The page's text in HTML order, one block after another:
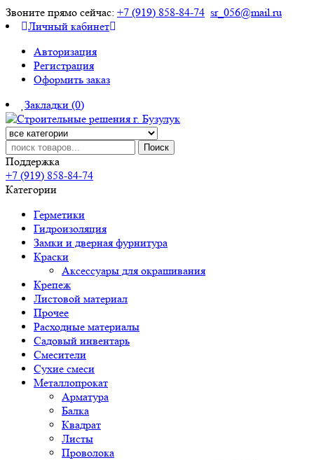
Звоните прямо сейчас: +7 (919) 858-84-74 sr_056@mail.ru
Личный кабинет
Авторизация
Регистрация
Оформить заказ
Закладки (0)
Поиск
Поддержка
+7 (919) 858-84-74
Категории
Герметики
Гидроизоляция
Замки и дверная фурнитура
Краски
Аксессуары для окрашивания
Крепеж
Листовой материал
Прочее
Расходные материалы
Садовый инвентарь
Смесители
Сухие смеси
Металлопрокат
Арматура
Балка
Квадрат
Листы
Проволока